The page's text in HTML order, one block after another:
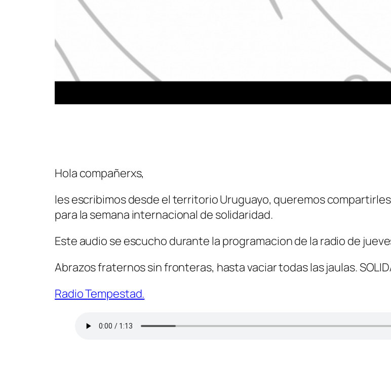
Hola compañerxs,
les escribimos desde el territorio Uruguayo, queremos
para la semana internacional de solidaridad.
Este audio se escucho durante la programacion de la radio de
Abrazos fraternos sin fronteras, hasta vaciar todas las jaulas.
Radio Tempestad.